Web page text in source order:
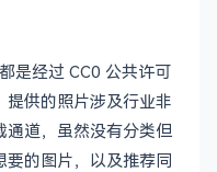
是经过 CC0 公共许可
供的照片涉及行业非
通道，虽然没有分类但
的图片，以及推荐同